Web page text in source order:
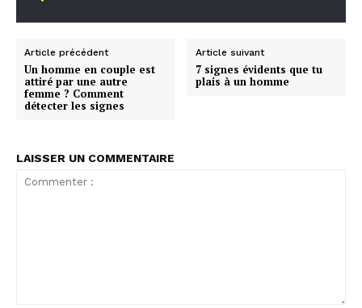
Article précédent
Un homme en couple est
attiré par une autre
femme ? Comment
détecter les signes
Article suivant
7 signes évidents que tu
plais à un homme
LAISSER UN COMMENTAIRE